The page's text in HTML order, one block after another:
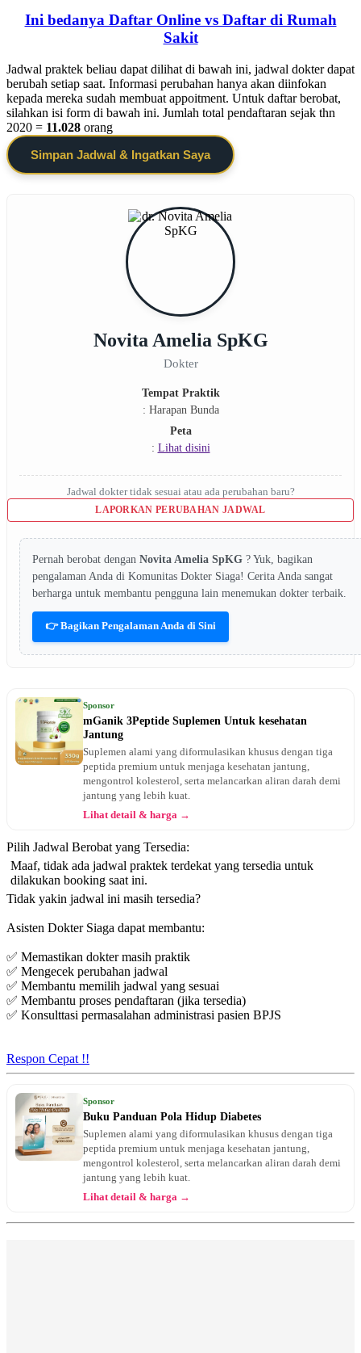
Ini bedanya Daftar Online vs Daftar di Rumah
Sakit
Jadwal praktek beliau dapat dilihat di bawah ini, jadwal dokter dapat
berubah setiap saat. Informasi perubahan hanya akan diinfokan
kepada mereka sudah membuat appoitment. Untuk daftar berobat,
silahkan isi form di bawah ini. Jumlah total pendaftaran sejak thn
2020 = 11.028 orang
Simpan Jadwal & Ingatkan Saya
Novita Amelia SpKG
Dokter
Tempat Praktik
: Harapan Bunda
Peta
: Lihat disini
Jadwal dokter tidak sesuai atau ada perubahan baru?
LAPORKAN PERUBAHAN JADWAL
Pernah berobat dengan Novita Amelia SpKG ? Yuk, bagikan
pengalaman Anda di Komunitas Dokter Siaga! Cerita Anda sangat
berharga untuk membantu pengguna lain menemukan dokter terbaik.
👉 Bagikan Pengalaman Anda di Sini
Sponsor
mGanik 3Peptide Suplemen Untuk kesehatan
Jantung
Suplemen alami yang diformulasikan khusus dengan tiga
peptida premium untuk menjaga kesehatan jantung,
mengontrol kolesterol, serta melancarkan aliran darah demi
jantung yang lebih kuat.
Lihat detail & harga →
Pilih Jadwal Berobat yang Tersedia:
Maaf, tidak ada jadwal praktek terdekat yang tersedia untuk
dilakukan booking saat ini.
Tidak yakin jadwal ini masih tersedia?
Asisten Dokter Siaga dapat membantu:
✅ Memastikan dokter masih praktik
✅ Mengecek perubahan jadwal
✅ Membantu memilih jadwal yang sesuai
✅ Membantu proses pendaftaran (jika tersedia)
✅ Konsulttasi permasalahan administrasi pasien BPJS
Respon Cepat !!
Sponsor
Buku Panduan Pola Hidup Diabetes
Suplemen alami yang diformulasikan khusus dengan tiga
peptida premium untuk menjaga kesehatan jantung,
mengontrol kolesterol, serta melancarkan aliran darah demi
jantung yang lebih kuat.
Lihat detail & harga →